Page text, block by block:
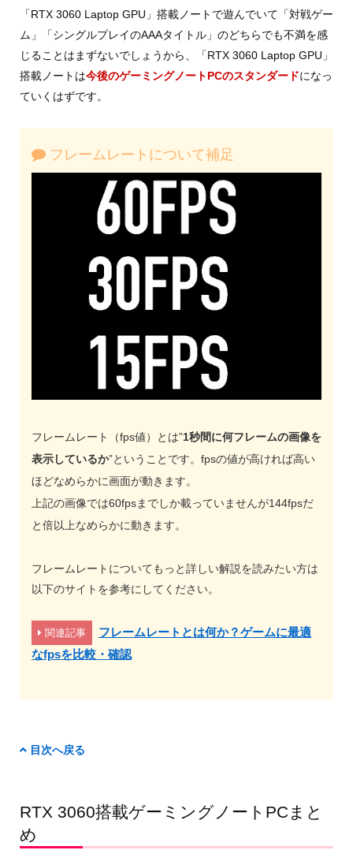
「RTX 3060 Laptop GPU」搭載ノートで遊んでいて「対戦ゲー
ム」「シングルプレイのAAAタイトル」のどちらでも不満を感
じることはまずないでしょうから、「RTX 3060 Laptop GPU」
搭載ノートは今後のゲーミングノートPCのスタンダードになっ
ていくはずです。
フレームレートについて補足
フレームレート（fps値）とは”1秒間に何フレームの画像を
表示しているか”ということです。fpsの値が高ければ高い
ほどなめらかに画面が動きます。
上記の画像では60fpsまでしか載っていませんが144fpsだ
と倍以上なめらかに動きます。
フレームレートについてもっと詳しい解説を読みたい方は
以下のサイトを参考にしてください。
関連記事
フレームレートとは何か？ゲームに最適
なfpsを比較・確認
目次へ戻る
RTX 3060搭載ゲーミングノートPCまと
め